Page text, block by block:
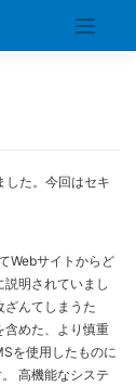
した。今回はセキ
Webサイトからど
明されていまし
ざんてしまうた
含めた、より慎重
を使用したものに
高機能なシステ